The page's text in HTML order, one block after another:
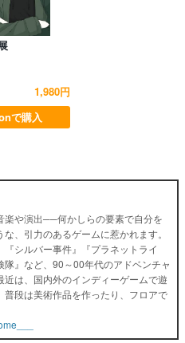
1,980円
で購入
楽や演出──何かしらの要素で自分を
、引力のあるゲームに惹かれます。
『シルバー事件』『プラネットライ
隊』など、90～00年代のアドベンチャ
近は、国内外のインディーゲームで遊
普段は美術作品を作ったり、フロアで